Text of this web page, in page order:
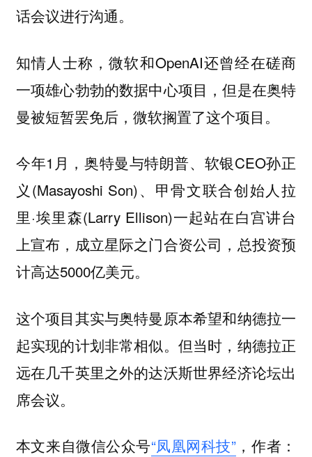
话会议进行沟通。
知情人士称，微软和OpenAI还曾经在磋商
一项雄心勃勃的数据中心项目，但是在奥特
曼被短暂罢免后，微软搁置了这个项目。
今年1月，奥特曼与特朗普、软银CEO孙正
义(Masayoshi Son)、甲骨文联合创始人拉
里·埃里森(Larry Ellison)一起站在白宫讲台
上宣布，成立星际之门合资公司，总投资预
计高达5000亿美元。
这个项目其实与奥特曼原本希望和纳德拉一
起实现的计划非常相似。但当时，纳德拉正
远在几千英里之外的达沃斯世界经济论坛出
席会议。
本文来自微信公众号“凤凰网科技”，作者：